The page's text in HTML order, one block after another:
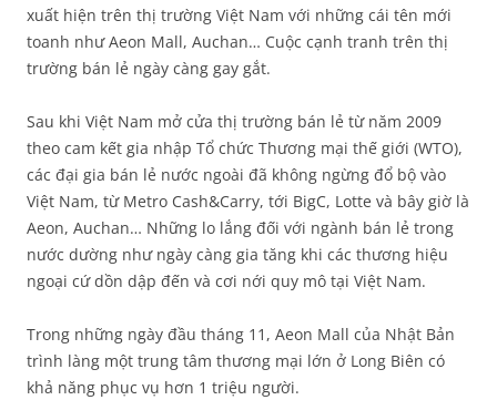
xuất hiện trên thị trường Việt Nam với những cái tên mới
toanh như Aeon Mall, Auchan… Cuộc cạnh tranh trên thị
trường bán lẻ ngày càng gay gắt.
Sau khi Việt Nam mở cửa thị trường bán lẻ từ năm 2009
theo cam kết gia nhập Tổ chức Thương mại thế giới (WTO),
các đại gia bán lẻ nước ngoài đã không ngừng đổ bộ vào
Việt Nam, từ Metro Cash&Carry, tới BigC, Lotte và bây giờ là
Aeon, Auchan… Những lo lắng đối với ngành bán lẻ trong
nước dường như ngày càng gia tăng khi các thương hiệu
ngoại cứ dồn dập đến và cơi nới quy mô tại Việt Nam.
Trong những ngày đầu tháng 11, Aeon Mall của Nhật Bản
trình làng một trung tâm thương mại lớn ở Long Biên có
khả năng phục vụ hơn 1 triệu người.